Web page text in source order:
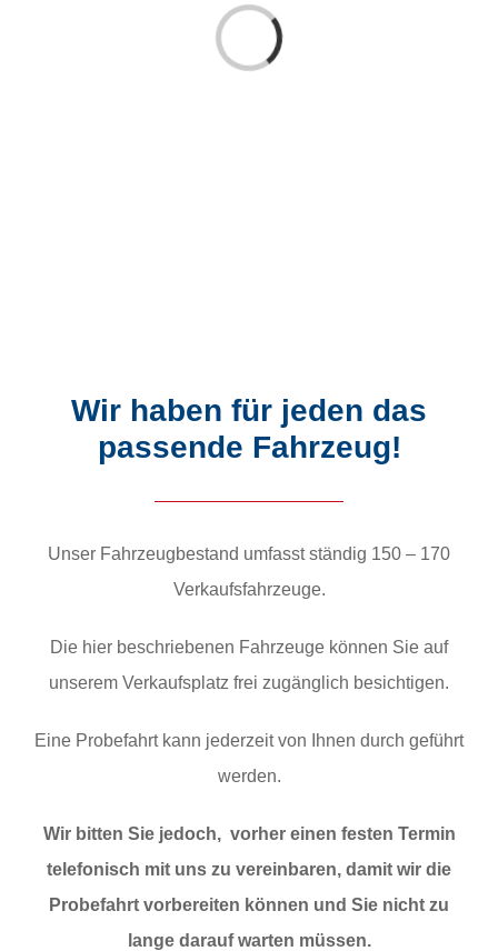
Laden...
Wir haben für jeden das
passende Fahrzeug!
Unser Fahrzeugbestand umfasst ständig 150 – 170
Verkaufsfahrzeuge.
Die hier beschriebenen Fahrzeuge können Sie auf
unserem Verkaufsplatz frei zugänglich besichtigen.
Eine Probefahrt kann jederzeit von Ihnen durch geführt
werden.
Wir bitten Sie jedoch, vorher einen festen Termin
telefonisch mit uns zu vereinbaren, damit wir die
Probefahrt vorbereiten können und Sie nicht zu
lange darauf warten müssen.